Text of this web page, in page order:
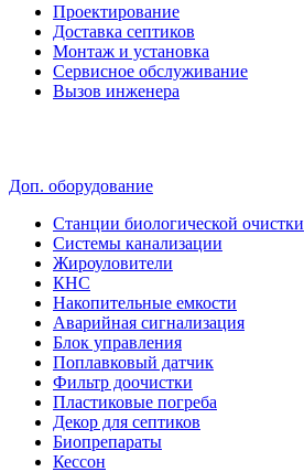
Проектирование
Доставка септиков
Монтаж и установка
Сервисное обслуживание
Вызов инженера
Доп. оборудование
Станции биологической очистки
Системы канализации
Жироуловители
КНС
Накопительные емкости
Аварийная сигнализация
Блок управления
Поплавковый датчик
Фильтр доочистки
Пластиковые погреба
Декор для септиков
Биопрепараты
Кессон